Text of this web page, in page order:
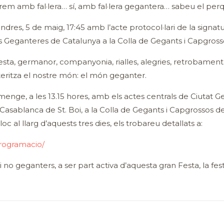
amb fal·lera… sí, amb fal·lera gegantera… sabeu el
5 de maig, 17:45 amb l’acte protocol·lari de la
de Catalunya a la Colla de Gegants i
germanor, companyonia, rialles, alegries,
el nostre món: el món geganter.
a les 13.15 hores, amb els actes centrals de Ciutat
de St. Boi, a la Colla de Gegants i Capgrossos
al llarg d’aquests tres dies, els trobareu detallats a:
geganters, a ser part activa d’aquesta gran Festa, la